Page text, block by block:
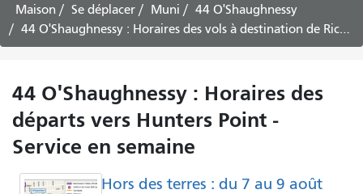
voyager
Maison Se déplacer Muni
44 O'Shaughnessy
44 O'Shaughnessy : Horaires des vols à destination de Richmond -
44 O'Shaughnessy : Horaires des
départs vers Hunters Point -
Service en semaine
Hors des terres : du 7 au 9 août